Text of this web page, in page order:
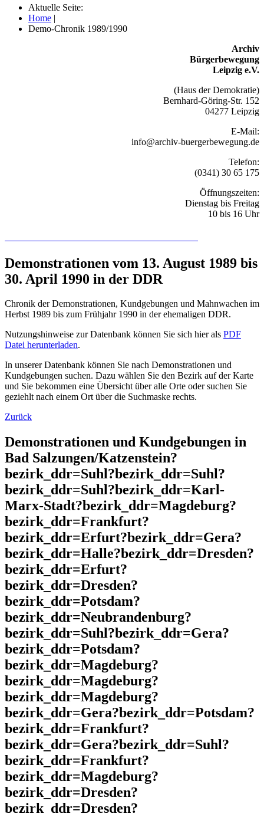
Aktuelle Seite:
Home |
Demo-Chronik 1989/1990
Archiv
Bürgerbewegung
Leipzig e.V.
(Haus der Demokratie)
Bernhard-Göring-Str. 152
04277 Leipzig
E-Mail:
info@archiv-buergerbewegung.de
Telefon:
(0341) 30 65 175
Öffnungszeiten:
Dienstag bis Freitag
10 bis 16 Uhr
Demonstrationen vom 13. August 1989 bis
30. April 1990 in der DDR
Chronik der Demonstrationen, Kundgebungen und Mahnwachen im
Herbst 1989 bis zum Frühjahr 1990 in der ehemaligen DDR.
Nutzungshinweise zur Datenbank können Sie sich hier als PDF
Datei herunterladen.
In unserer Datenbank können Sie nach Demonstrationen und
Kundgebungen suchen. Dazu wählen Sie den Bezirk auf der Karte
und Sie bekommen eine Übersicht über alle Orte oder suchen Sie
geziehlt nach einem Ort über die Suchmaske rechts.
Zurück
Demonstrationen und Kundgebungen in
Bad Salzungen/Katzenstein?
bezirk_ddr=Suhl?bezirk_ddr=Suhl?
bezirk_ddr=Suhl?bezirk_ddr=Karl-
Marx-Stadt?bezirk_ddr=Magdeburg?
bezirk_ddr=Frankfurt?
bezirk_ddr=Erfurt?bezirk_ddr=Gera?
bezirk_ddr=Halle?bezirk_ddr=Dresden?
bezirk_ddr=Erfurt?
bezirk_ddr=Dresden?
bezirk_ddr=Potsdam?
bezirk_ddr=Neubrandenburg?
bezirk_ddr=Suhl?bezirk_ddr=Gera?
bezirk_ddr=Potsdam?
bezirk_ddr=Magdeburg?
bezirk_ddr=Magdeburg?
bezirk_ddr=Magdeburg?
bezirk_ddr=Gera?bezirk_ddr=Potsdam?
bezirk_ddr=Frankfurt?
bezirk_ddr=Gera?bezirk_ddr=Suhl?
bezirk_ddr=Frankfurt?
bezirk_ddr=Magdeburg?
bezirk_ddr=Dresden?
bezirk_ddr=Dresden?